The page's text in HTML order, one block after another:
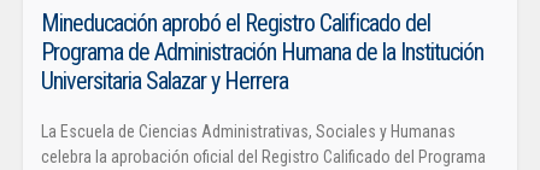
Mineducación aprobó el Registro Calificado del
Programa de Administración Humana de la Institución
Universitaria Salazar y Herrera
La Escuela de Ciencias Administrativas, Sociales y Humanas
celebra la aprobación oficial del Registro Calificado del Programa